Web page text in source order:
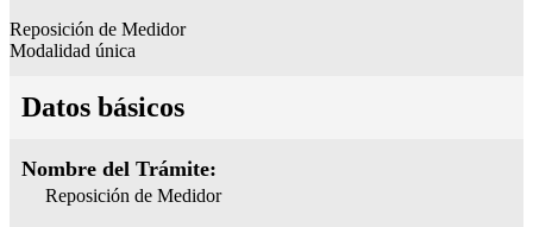
Reposición de Medidor
Modalidad única
Datos básicos
Nombre del Trámite:
Reposición de Medidor